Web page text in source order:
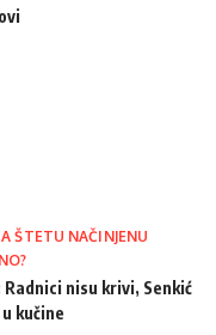
ŠTETU NAČINJENU
nisu krivi, Senkić
kučine